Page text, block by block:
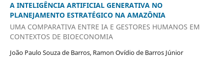
A INTELIGÊNCIA ARTIFICIAL GENERATIVA NO
PLANEJAMENTO ESTRATÉGICO NA AMAZÔNIA
UMA COMPARATIVA ENTRE IA E GESTORES HUMANOS EM
CONTEXTOS DE BIOECONOMIA
João Paulo Souza de Barros, Ramon Ovídio de Barros Júnior